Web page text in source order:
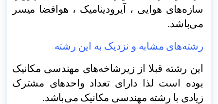
سازه‌های هوایی ، آیرودینامیک ، هوافضا میسر
می‌باشد.
رشته‌های مشابه و نزدیک به این رشته
این رشته قبلا از زیرشاخه‌های مهندسی مکانیک
بوده است لذا دارای تعداد واحدهای مشترک
زیادی با رشته مهندسی مکانیک می‌باشد.